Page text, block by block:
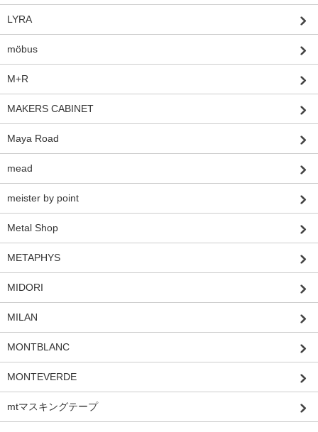
LYRA
möbus
M+R
MAKERS CABINET
Maya Road
mead
meister by point
Metal Shop
METAPHYS
MIDORI
MILAN
MONTBLANC
MONTEVERDE
mtマスキングテープ